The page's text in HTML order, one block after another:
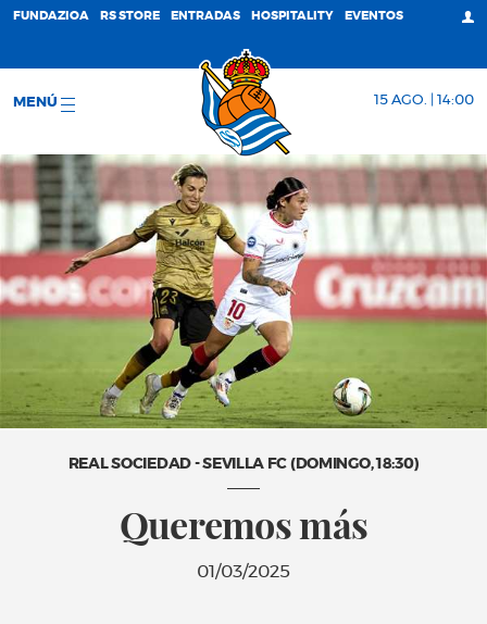
FUNDAZIOA RS STORE ENTRADAS HOSPITALITY EVENTOS
MENÚ 15 AGO. | 14:00
REAL SOCIEDAD - SEVILLA FC (DOMINGO, 18:30)
Queremos más
01/03/2025